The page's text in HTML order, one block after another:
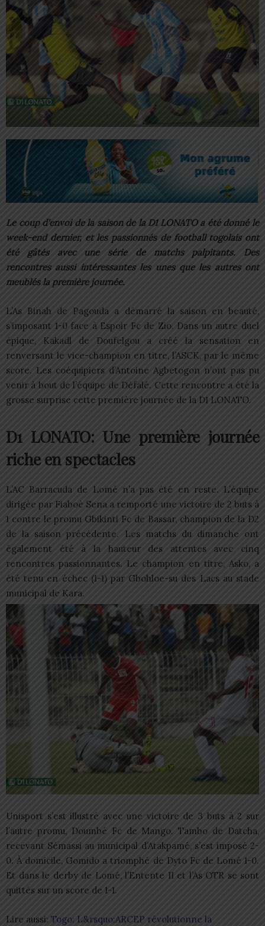
Le coup d’envoi de la saison de la D1 LONATO a été donné le
week-end dernier, et les passionnés de football togolais ont
été gâtés avec une série de matchs palpitants. Des
rencontres aussi intéressantes les unes que les autres ont
meublés la première journée.
L’As Binah de Pagouda a démarré la saison en beauté,
s’imposant 1-0 face à Espoir Fc de Zio. Dans un autre duel
épique, Kakadl de Doufelgou a créé la sensation en
renversant le vice-champion en titre, l’ASCK, par le même
score. Les coéquipiers d’Antoine Agbetogon n’ont pas pu
venir à bout de l’équipe de Défalé. Cette rencontre a été la
grosse surprise cette première journée de la D1 LONATO.
D1 LONATO: Une première journée
riche en spectacles
L’AC Barracuda de Lomé n’a pas été en reste. L’équipe
dirigée par Fiaboè Sena a remporté une victoire de 2 buts à
1 contre le promu Gbikinti Fc de Bassar, champion de la D2
de la saison précédente. Les matchs du dimanche ont
également été à la hauteur des attentes avec cinq
rencontres passionnantes. Le champion en titre, Asko, a
été tenu en échec (1-1) par Gbohloe-su des Lacs au stade
municipal de Kara.
Unisport s’est illustré avec une victoire de 3 buts à 2 sur
l’autre promu, Doumbé Fc de Mango. Tambo de Datcha,
recevant Sémassi au municipal d’Atakpamé, s’est imposé 2-
0. À domicile, Gomido a triomphé de Dyto Fc de Lomé 1-0.
Et dans le derby de Lomé, l’Entente II et l’As OTR se sont
quittés sur un score de 1-1.
Lire aussi: Togo: L&rsquo;ARCEP révolutionne la